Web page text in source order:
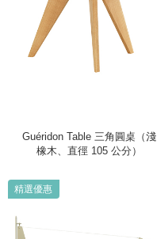
Guéridon Table 三角圓桌（淺
橡木、直徑 105 公分）
精選優惠